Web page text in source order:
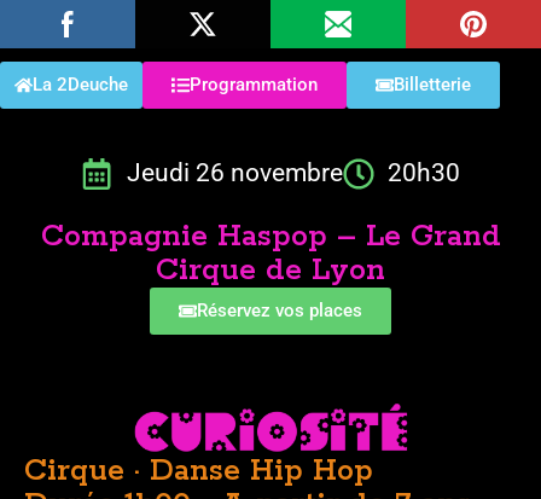
La 2Deuche Programmation Billetterie
Jeudi 26 novembre 20h30
Compagnie Haspop – Le Grand
Cirque de Lyon
Réservez vos places
Cirque · Danse Hip Hop